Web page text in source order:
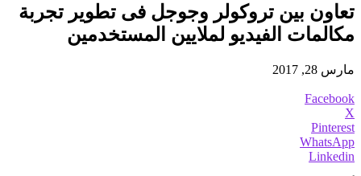
تعاون بين تروكولر وجوجل فى تطوير تجربة
مكالمات الفيديو لملايين المستخدمين
مارس 28, 2017
Facebook
X
Pinterest
WhatsApp
Linkedin